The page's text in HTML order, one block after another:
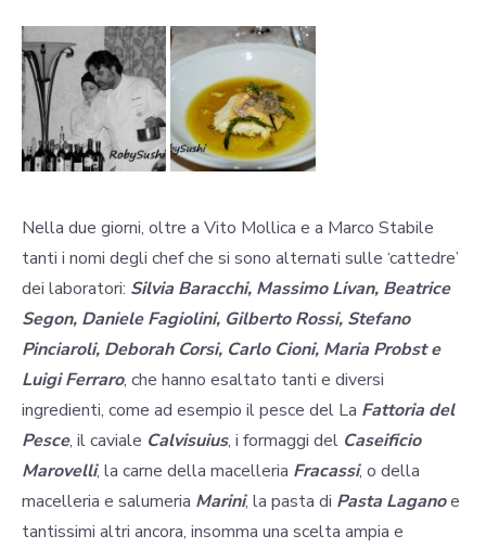
Nella due giorni, oltre a Vito Mollica e a Marco Stabile
tanti i nomi degli chef che si sono alternati sulle ‘cattedre’
dei laboratori: Silvia Baracchi, Massimo Livan, Beatrice
Segon, Daniele Fagiolini, Gilberto Rossi, Stefano
Pinciaroli, Deborah Corsi, Carlo Cioni, Maria Probst e
Luigi Ferraro, che hanno esaltato tanti e diversi
ingredienti, come ad esempio il pesce del La Fattoria del
Pesce, il caviale Calvisuius, i formaggi del Caseificio
Marovelli, la carne della macelleria Fracassi, o della
macelleria e salumeria Marini, la pasta di Pasta Laganoe
tantissimi altri ancora, insomma una scelta ampia e